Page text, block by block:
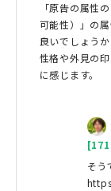
「原告の属性
可能性）」の
良いでしょうか
性格や外見の
に感じます。
そう